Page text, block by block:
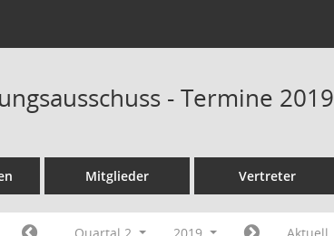
- Termine 2019
Mitglieder Vertreter